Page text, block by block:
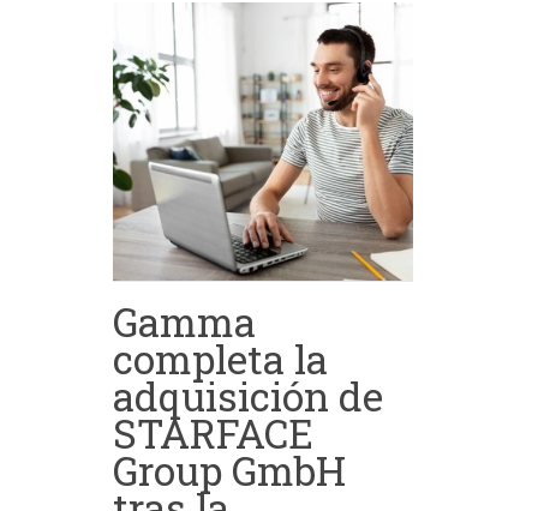
Gamma
completa la
adquisición de
STARFACE
Group GmbH